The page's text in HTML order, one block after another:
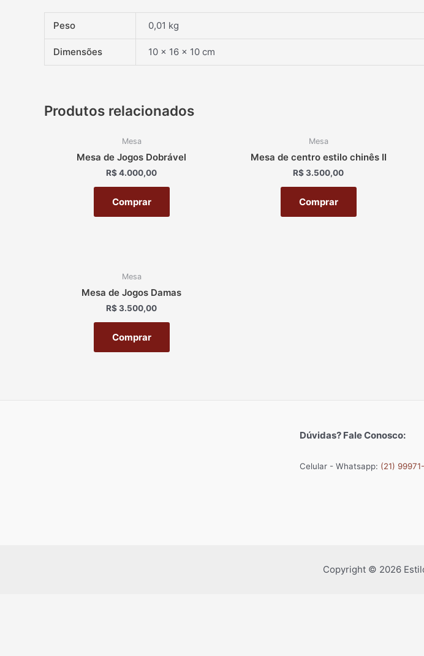
Peso 0,01 kg
Dimensões 10 × 16 × 10 cm
Produtos relacionados
Mesa
Mesa de Jogos Dobrável
R$4.000,00
Comprar
Mesa
Mesa de centro estilo chinês II
R$3.500,00
Comprar
Mesa
Mesa de Jogos Damas
R$3.500,00
Comprar
Dúvidas? Fale Conosco:
Celular - Whatsapp: (21)
Copyright © 2026